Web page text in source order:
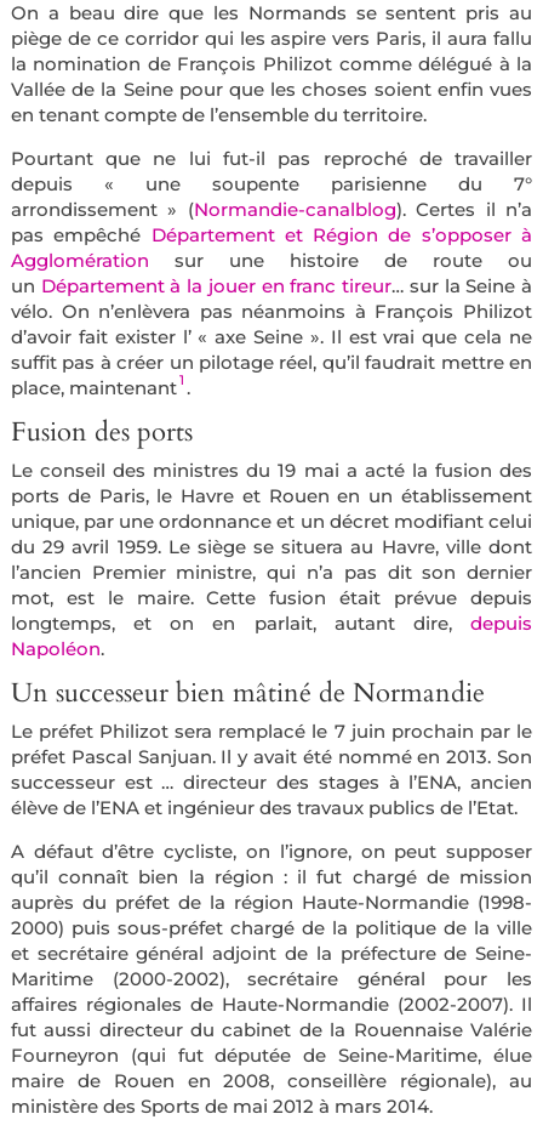
On a beau dire que les Normands se sentent pris au
piège de ce corridor qui les aspire vers Paris, il aura fallu
la nomination de François Philizot comme délégué à la
Vallée de la Seine pour que les choses soient enfin vues
en tenant compte de l’ensemble du territoire.
Pourtant que ne lui fut-il pas reproché de travailler
depuis « une soupente parisienne du 7°
arrondissement » (Normandie-canalblog). Certes il n’a
pas empêché Département et Région de s’opposer à
Agglomération sur une histoire de route ou
un Département à la jouer en franc tireur… sur la Seine à
vélo. On n’enlèvera pas néanmoins à François Philizot
d’avoir fait exister l’ « axe Seine ». Il est vrai que cela ne
suffit pas à créer un pilotage réel, qu’il faudrait mettre en
place, maintenant1 .
Fusion des ports
Le conseil des ministres du 19 mai a acté la fusion des
ports de Paris, le Havre et Rouen en un établissement
unique, par une ordonnance et un décret modifiant celui
du 29 avril 1959. Le siège se situera au Havre, ville dont
l’ancien Premier ministre, qui n’a pas dit son dernier
mot, est le maire.Cette fusion était prévue depuis
longtemps, et on en parlait, autant dire,depuis
Napoléon.
Un successeur bien mâtiné de Normandie
Le préfet Philizot sera remplacé le 7 juin prochain par le
préfet Pascal Sanjuan. Il y avait été nommé en 2013. Son
successeur est … directeur des stages à l’ENA, ancien
élève de l’ENA et ingénieur des travaux publics de l’Etat.
A défaut d’être cycliste, on l’ignore, on peut supposer
qu’il connaît bien la région : il fut chargé de mission
auprès du préfet de la région Haute-Normandie (1998-
2000) puis sous-préfet chargé de la politique de la ville
et secrétaire général adjoint de la préfecture de Seine-
Maritime (2000-2002), secrétaire général pour les
affaires régionales de Haute-Normandie (2002-2007). Il
fut aussi directeur du cabinet de la Rouennaise Valérie
Fourneyron (qui fut députée de Seine-Maritime, élue
maire de Rouen en 2008, conseillère régionale), au
ministère des Sports de mai 2012 à mars 2014.